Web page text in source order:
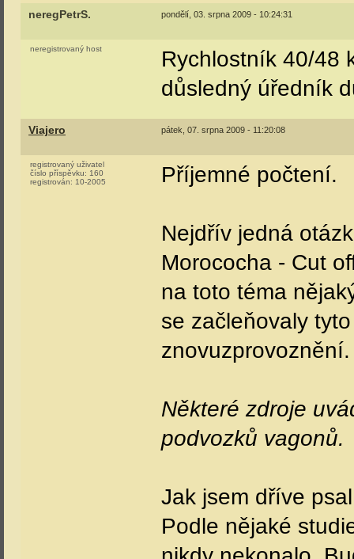
neregPetrS. pondělí, 03. srpna 2009 - 10:24:31
neregistrovaný host
Rychlostník 40/48
důsledný úředník
Viajero pátek, 07. srpna 2009 - 11:20:08
registrovaný uživatel
číslo příspěvku: 160
registrován: 10-2005 Příjemné počtení.
Nejdřív jedná
Morococha - Cut
na toto téma
se začleňovaly
znovuzprovoznění.
Některé zdroje
podvozků vagonů.
Jak jsem dříve
Podle nějaké